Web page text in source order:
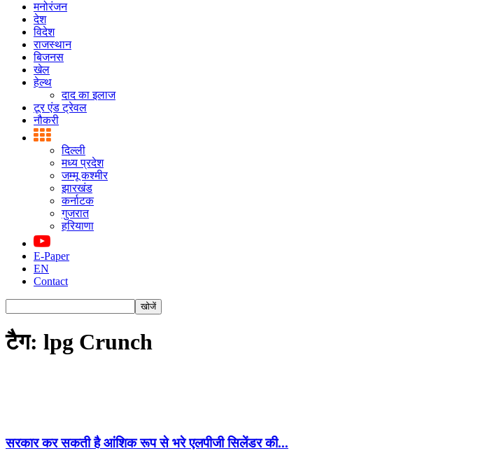
मनोरंजन
देश
विदेश
राजस्थान
बिजनस
खेल
हेल्थ
दाद का इलाज
टूर एंड ट्रेवल
नौकरी
दिल्ली
मध्य प्रदेश
जम्मू कश्मीर
झारखंड
कर्नाटक
गुजरात
हरियाणा
E-Paper
EN
Contact
टैग: lpg Crunch
सरकार कर सकती है आंशिक रूप से भरे एलपीजी सिलेंडर की...